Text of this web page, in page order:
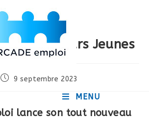
MENU
! Le Parcours Jeunes
Publication
9 septembre 2023
lance son tout nouveau